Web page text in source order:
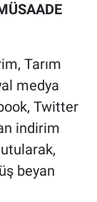
Tarım
medya
Twitter
indirim
beyan